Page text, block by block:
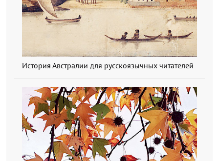
История Австралии для русскоязычных читателей